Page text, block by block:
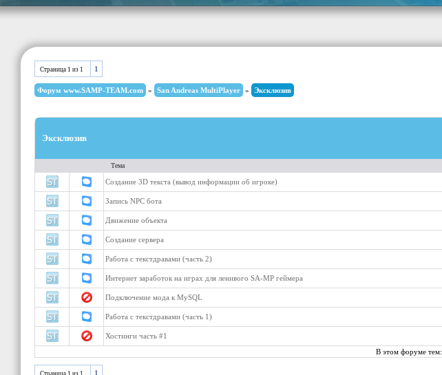
Страница 1 из 1 1
Форум www.SAMP-TEAM.com » San Andreas MultiPlayer »
Эксклюзив
Эксклюзив
Тема
Создание 3D текста (вывод информации об игроке)
Запись NPC бота
Движение объекта
Создание сервера
Работа с текстдравами (часть 2)
Интернет заработок на играх для ленивого SA-MP геймера
Подключение мода к MySQL
Работа с текстдравами (часть 1)
Хостинги часть #1
В этом форуме тем:
Страница 1 из 1 1